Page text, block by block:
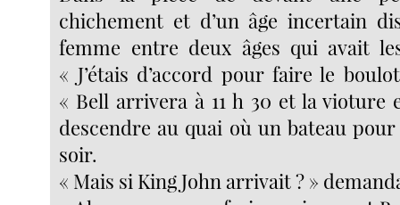
chichement et d’un âge incertain
femme entre deux âges qui avait
« J’étais d’accord pour faire le
« Bell arrivera à 11 h 30 et la vioture
descendre au quai où un bateau
soir.
« Mais si King John arrivait ? »